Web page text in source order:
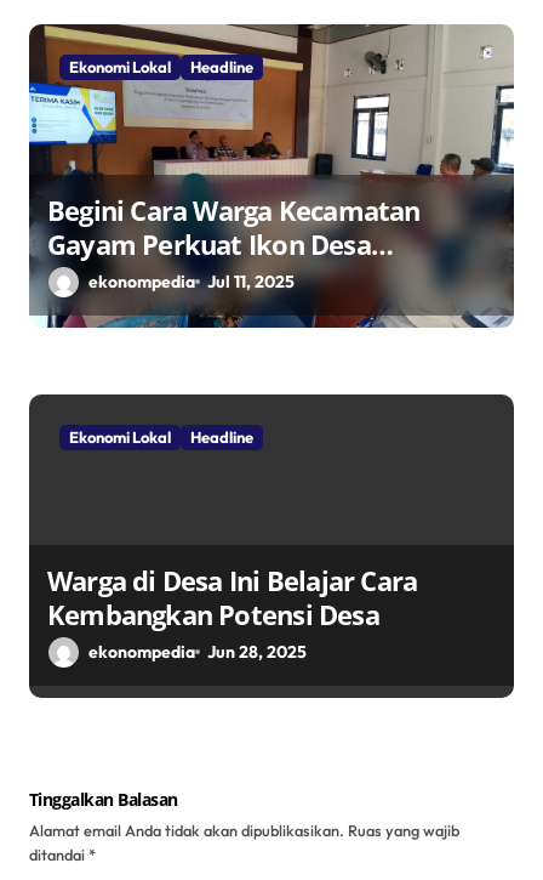
Ekonomi Lokal Headline
Begini Cara Warga Kecamatan
Gayam Perkuat Ikon Desa
Penggerak Ekonomi Lokal Melalui
TPID
ekonompedia Jul 11, 2025
Ekonomi Lokal Headline
Warga di Desa Ini Belajar Cara
Kembangkan Potensi Desa
ekonompedia Jun 28, 2025
Tinggalkan Balasan
Alamat email Anda tidak akan dipublikasikan. Ruas yang wajib
ditandai*